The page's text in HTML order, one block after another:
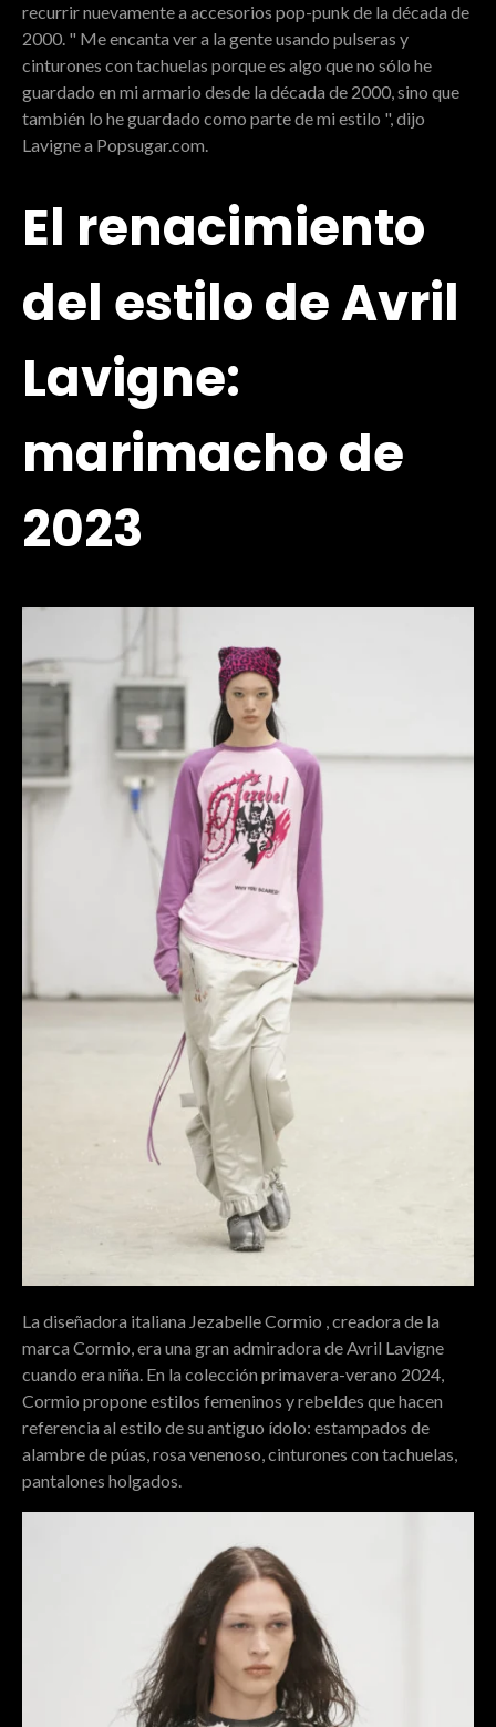
recurrir nuevamente a accesorios pop-punk de la década de
2000. " Me encanta ver a la gente usando pulseras y
cinturones con tachuelas porque es algo que no sólo he
guardado en mi armario desde la década de 2000, sino que
también lo he guardado como parte de mi estilo ", dijo
Lavigne a Popsugar.com.
El renacimiento
del estilo de Avril
Lavigne:
marimacho de
2023
La diseñadora italiana Jezabelle Cormio , creadora de la
marca Cormio, era una gran admiradora de Avril Lavigne
cuando era niña. En la colección primavera-verano 2024,
Cormio propone estilos femeninos y rebeldes que hacen
referencia al estilo de su antiguo ídolo: estampados de
alambre de púas, rosa venenoso, cinturones con tachuelas,
pantalones holgados.